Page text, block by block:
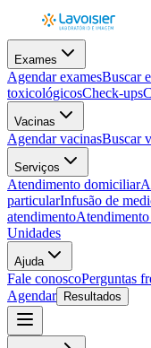
Exames
Agendar examesBuscar
toxicológicosCheck-ups
Vacinas
Agendar vacinasBuscar
Serviços
Atendimento domiciliar
particularInfusão de
atendimentoAtendimento
Unidades
Ajuda
Fale conoscoPerguntas
Agendar
Resultados